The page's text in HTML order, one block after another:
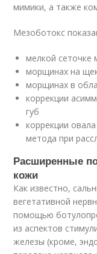
мимики, а также
Мезоботокс
мелкой сеточке
морщинах на
морщинах в
коррекции
губ
коррекции
метода при
Расширенные
кожи
Как известно,
вегетативной
помощью
из аспектов
железы (кроме,